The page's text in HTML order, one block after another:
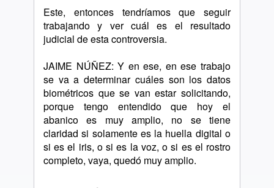
Este, entonces tendríamos que seguir
trabajando y ver cuál es el resultado
judicial de esta controversia.
JAIME NÚÑEZ: Y en ese, en ese trabajo
se va a determinar cuáles son los datos
biométricos que se van estar solicitando,
porque tengo entendido que hoy el
abanico es muy amplio, no se tiene
claridad si solamente es la huella digital o
si es el iris, o si es la voz, o si es el rostro
completo, vaya, quedó muy amplio.